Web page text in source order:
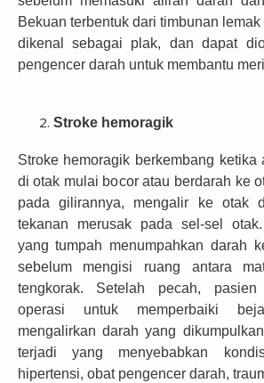
Bekuan terbentuk dari timbunan
dikenal sebagai plak, dan dapat
pengencer darah untuk membantu
Stroke hemoragik
Stroke hemoragik berkembang ketika
di otak mulai bocor atau berdarah ke
pada gilirannya, mengalir ke otak
tekanan merusak pada sel-sel
yang tumpah menumpahkan darah
sebelum mengisi ruang antara
tengkorak. Setelah pecah,
operasi untuk memperbaiki
mengalirkan darah yang
terjadi yang menyebabkan
hipertensi, obat pengencer darah,